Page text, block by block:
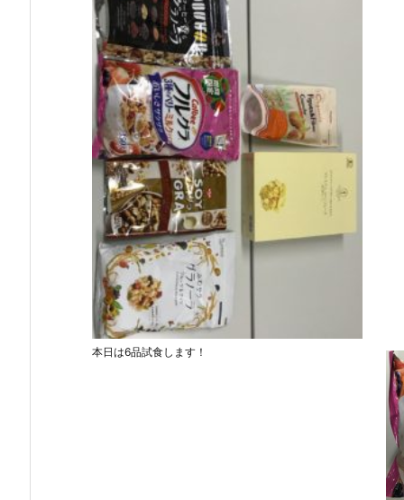
本日は6品試食します！